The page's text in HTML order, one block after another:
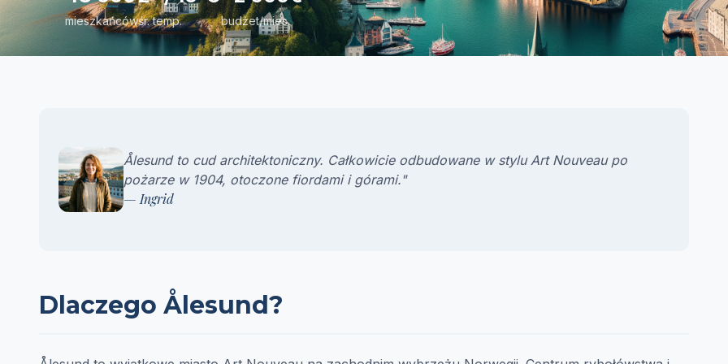
mieszkańcówśr. temp. budżet/mies.
Ålesund to cud architektoniczny. Całkowicie odbudowane w stylu Art Nouveau po
pożarze w 1904, otoczone fiordami i górami."
— Ingrid
Dlaczego Ålesund?